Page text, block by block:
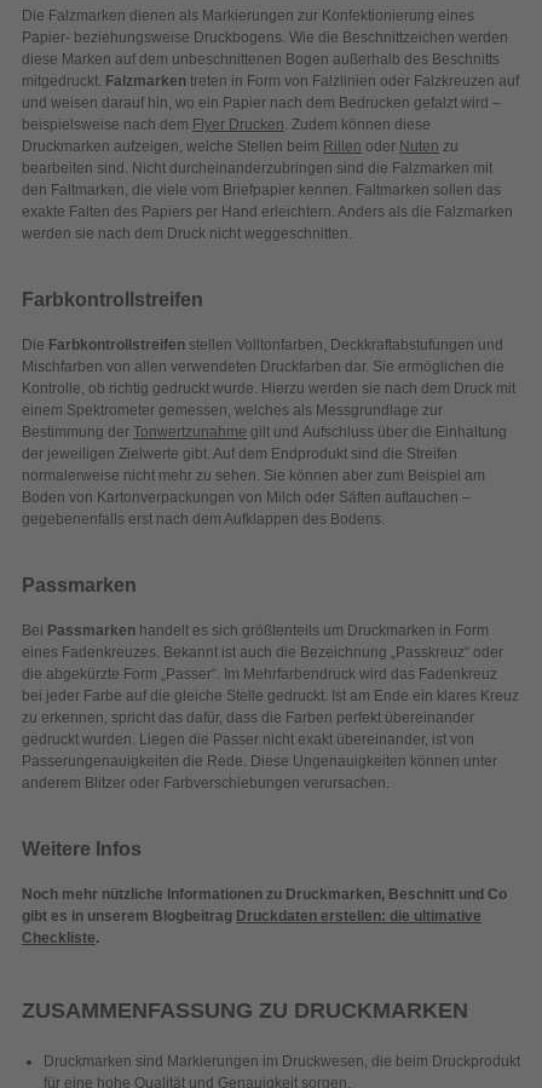
Die Falzmarken dienen als Markierungen zur Konfektionierung eines
Papier- beziehungsweise Druckbogens. Wie die Beschnittzeichen werden
diese Marken auf dem unbeschnittenen Bogen außerhalb des Beschnitts
mitgedruckt. Falzmarken treten in Form von Falzlinien oder Falzkreuzen auf
und weisen darauf hin, wo ein Papier nach dem Bedrucken gefalzt wird –
beispielsweise nach dem Flyer Drucken . Zudem können diese
Druckmarken aufzeigen, welche Stellen beim Rillen oder Nuten zu
bearbeiten sind. Nicht durcheinanderzubringen sind die Falzmarken mit
den Faltmarken, die viele vom Briefpapier kennen. Faltmarken sollen das
exakte Falten des Papiers per Hand erleichtern. Anders als die Falzmarken
werden sie nach dem Druck nicht weggeschnitten.
Farbkontrollstreifen
Die Farbkontrollstreifen stellen Volltonfarben, Deckkraftabstufungen und
Mischfarben von allen verwendeten Druckfarben dar. Sie ermöglichen die
Kontrolle, ob richtig gedruckt wurde. Hierzu werden sie nach dem Druck mit
einem Spektrometer gemessen, welches als Messgrundlage zur
Bestimmung der Tonwertzunahme gilt und Aufschluss über die Einhaltung
der jeweiligen Zielwerte gibt. Auf dem Endprodukt sind die Streifen
normalerweise nicht mehr zu sehen. Sie können aber zum Beispiel am
Boden von Kartonverpackungen von Milch oder Säften auftauchen –
gegebenenfalls erst nach dem Aufklappen des Bodens.
Passmarken
Bei Passmarken handelt es sich größtenteils um Druckmarken in Form
eines Fadenkreuzes. Bekannt ist auch die Bezeichnung „Passkreuz“ oder
die abgekürzte Form „Passer“. Im Mehrfarbendruck wird das Fadenkreuz
bei jeder Farbe auf die gleiche Stelle gedruckt. Ist am Ende ein klares Kreuz
zu erkennen, spricht das dafür, dass die Farben perfekt übereinander
gedruckt wurden. Liegen die Passer nicht exakt übereinander, ist von
Passerungenauigkeiten die Rede. Diese Ungenauigkeiten können unter
anderem Blitzer oder Farbverschiebungen verursachen.
Weitere Infos
Noch mehr nützliche Informationen zu Druckmarken, Beschnitt und Co
gibt es in unserem Blogbeitrag Druckdaten erstellen: die ultimative
Checkliste.
ZUSAMMENFASSUNG ZU DRUCKMARKEN
Druckmarken sind Markierungen im Druckwesen, die beim Druckprodukt
für eine hohe Qualität und Genauigkeit sorgen.